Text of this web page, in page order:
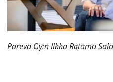
Pareva Oy:n Ilkka Ratamo